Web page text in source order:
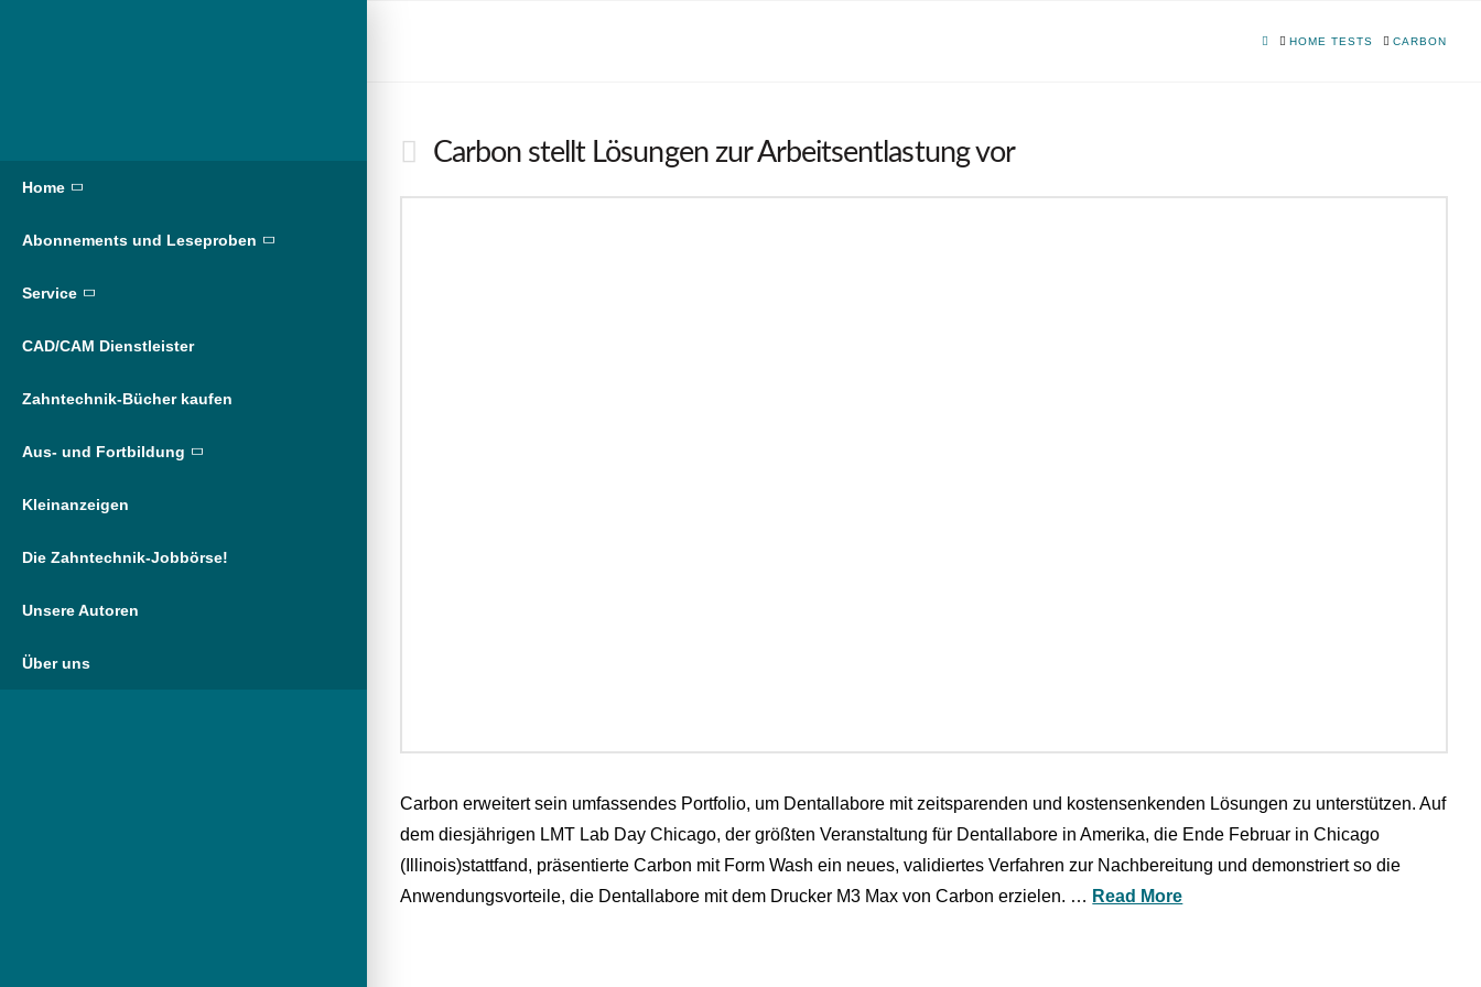
Home
Abonnements und Leseproben
Service
CAD/CAM Dienstleister
Zahntechnik-Bücher kaufen
Aus- und Fortbildung
Kleinanzeigen
Die Zahntechnik-Jobbörse!
Unsere Autoren
Über uns
HOMEHOME TESTS CARBON
Carbon stellt Lösungen zur Arbeitsentlastung vor
Carbon erweitert sein umfassendes Portfolio, um Dentallabore mit zeitsparenden und kostensenkenden Lösungen zu unterstützen. Auf
dem diesjährigen LMT Lab Day Chicago, der größten Veranstaltung für Dentallabore in Amerika, die Ende Februar in Chicago
(Illinois)stattfand, präsentierte Carbon mit Form Wash ein neues, validiertes Verfahren zur Nachbereitung und demonstriert so die
Anwendungsvorteile, die Dentallabore mit dem Drucker M3 Max von Carbon erzielen. … Read More